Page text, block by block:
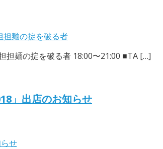
担麺の掟を破る者
担麺の掟を破る者 18:00〜21:00 ■TA […]
」出店のお知らせ
せ